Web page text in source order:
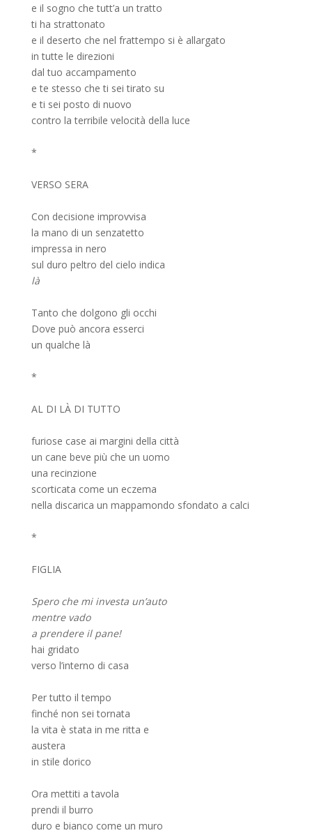
e il sogno che tutt’a un tratto
ti ha strattonato
e il deserto che nel frattempo si è allargato
in tutte le direzioni
dal tuo accampamento
e te stesso che ti sei tirato su
e ti sei posto di nuovo
contro la terribile velocità della luce
*
VERSO SERA
Con decisione improvvisa
la mano di un senzatetto
impressa in nero
sul duro peltro del cielo indica
là
Tanto che dolgono gli occhi
Dove può ancora esserci
un qualche là
*
AL DI LÀ DI TUTTO
furiose case ai margini della città
un cane beve più che un uomo
una recinzione
scorticata come un eczema
nella discarica un mappamondo sfondato a calci
*
FIGLIA
Spero che mi investa un’auto
mentre vado
a prendere il pane!
hai gridato
verso l’interno di casa
Per tutto il tempo
finché non sei tornata
la vita è stata in me ritta e
austera
in stile dorico
Ora mettiti a tavola
prendi il burro
duro e bianco come un muro